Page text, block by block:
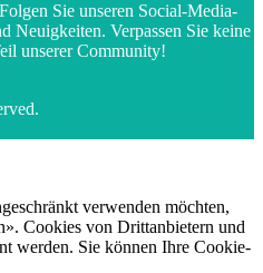
Sie unseren Social-Media-
Neuigkeiten. Verpassen Sie keine
unserer Community!
verwenden möchten,
Cookies von Drittanbietern und
werden. Sie können Ihre Cookie-